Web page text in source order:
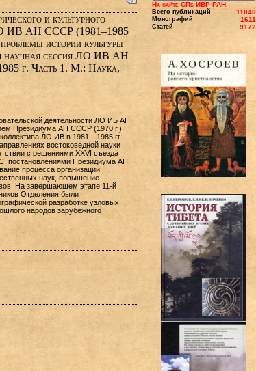
и культурного
ИВ АН СССР (1981–1985
истории культуры
научная сессия ЛО ИВ АН
г. Часть 1. М.: Наука,
деятельности ЛО ИБ АН
Президиума АН СССР (1970 г.)
ЛО ИВ в 1981—1985 гг.
востоковедной науки
с решениями XXVI съезда
Президиума АН
процесса организации
наук, повышение
На завершающем этапе 11-й
Отделения были
разработке узловых
народов зарубежного
На сайте СПб ИВР РАН
Всего публикаций 11046
Монографий 1611
Статей 9172